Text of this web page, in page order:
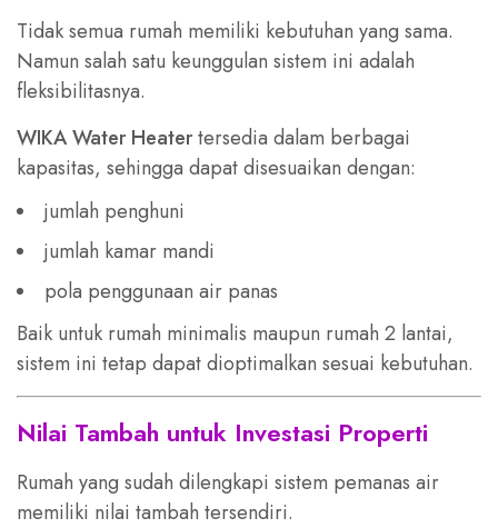
Tidak semua rumah memiliki kebutuhan yang sama.
Namun salah satu keunggulan sistem ini adalah
fleksibilitasnya.
WIKA Water Heatertersedia dalam berbagai
kapasitas, sehingga dapat disesuaikan dengan:
jumlah penghuni
jumlah kamar mandi
pola penggunaan air panas
Baik untuk rumah minimalis maupun rumah 2 lantai,
sistem ini tetap dapat dioptimalkan sesuai kebutuhan.
Nilai Tambah untuk Investasi Properti
Rumah yang sudah dilengkapi sistem pemanas air
memiliki nilai tambah tersendiri.